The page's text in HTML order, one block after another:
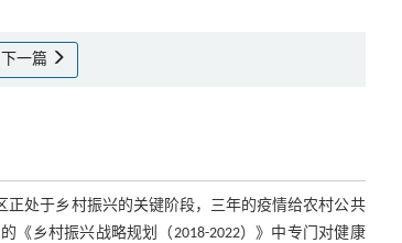
下一篇
处于乡村振兴的关键阶段，三年的疫情给农村公共
《乡村振兴战略规划（2018-2022）》中专门对健康